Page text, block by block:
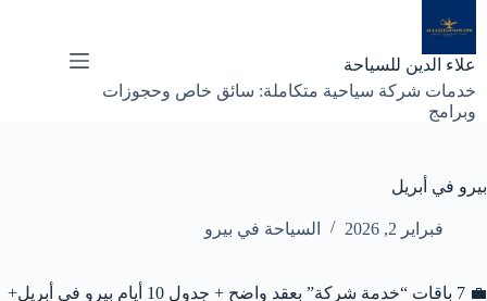
إلى
المحتوى
علاء الدين للسياحة
خدمات شركة سياحية متكاملة: سائق خاص وحجوزات
وبرامج
بيرو في أبريل
فبراير 2, 2026 السياحة في بيرو
💼 7 باقات “خدمة شركة” بعقد واضح + جدول 10 أيام بيرو في أبريل+